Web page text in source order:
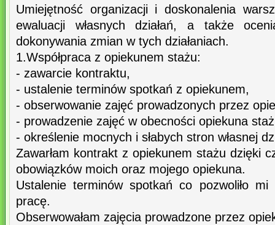
Umiejętność organizacji i doskonalenia
ewaluacji własnych działań, a także
dokonywania zmian w tych działaniach.
1.Współpraca z opiekunem stażu:
- zawarcie kontraktu,
- ustalenie terminów spotkań z opiekunem,
- obserwowanie zajęć prowadzonych przez
- prowadzenie zajęć w obecności opiekuna
- określenie mocnych i słabych stron własnej
Zawarłam kontrakt z opiekunem stażu dzięki
obowiązków moich oraz mojego opiekuna.
Ustalenie terminów spotkań co pozwoliło mi
pracę.
Obserwowałam zajęcia prowadzone przez